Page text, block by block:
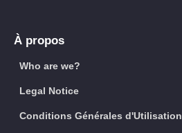
À propos
Who are we?
Legal Notice
Conditions Générales d'Utilisation